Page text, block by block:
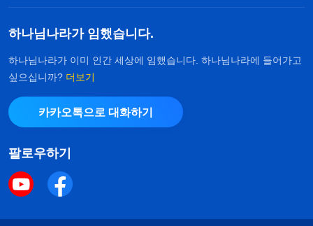
하나님나라가 임했습니다.
하나님나라가 이미 인간 세상에 임했습니다. 하나님나라에 들어가고
싶으십니까? 더보기
카카오톡으로 대화하기
팔로우하기